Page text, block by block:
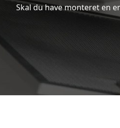
Skal du have monteret en